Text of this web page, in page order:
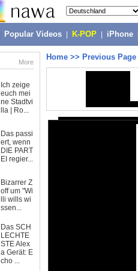
Popular Videos K-POP iPhone
More
Ich zeige
euch mei
ne Stadtvi
lla | Ro...
Das passi
ert, wenn
DIE PART
EI regier...
Bizarrer Z
off um "Wi
lli wills wi
ssen...
Das SCH
LECHTE
STE Alex
a Gerät: E
cho ...
Home >> Previous Page